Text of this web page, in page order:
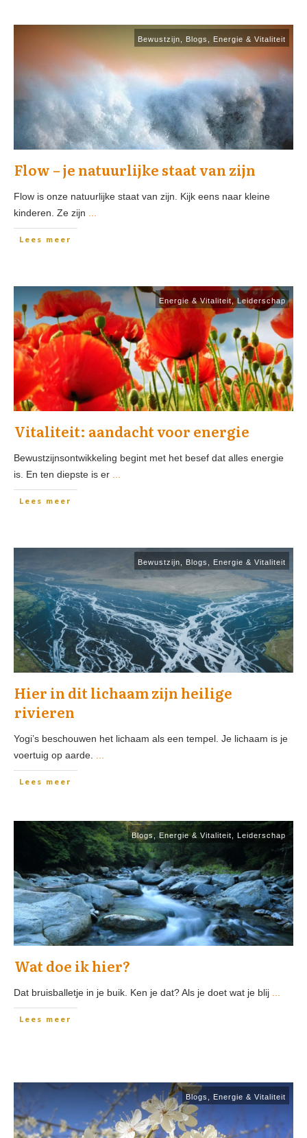
Bewustzijn Blogs Energie & Vitaliteit
Flow – je natuurlijke staat van zijn
Flow is onze natuurlijke staat van zijn. Kijk eens naar kleine
kinderen. Ze zijn
Lees meer
Energie & Vitaliteit,Leiderschap
Vitaliteit: aandacht voor energie
Bewustzijnsontwikkeling begint met het besef dat alles energie
is. En ten diepste is er
Lees meer
Bewustzijn Blogs Energie & Vitaliteit
Hier in dit lichaam zijn heilige
rivieren
Yogi’s beschouwen het lichaam als een tempel. Je lichaam is je
voertuig op aarde.
Lees meer
Blogs Energie & Vitaliteit Leiderschap
Wat doe ik hier?
Dat bruisballetje in je buik. Ken je dat? Als je doet wat je blij
Lees meer
Blogs Energie & Vitaliteit